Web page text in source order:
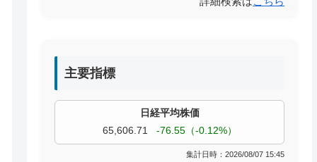
過去株価
主要指標
TOPIX
4,074.93
+19.08（+0.47%）
集計日時：2026/08/07 15:45